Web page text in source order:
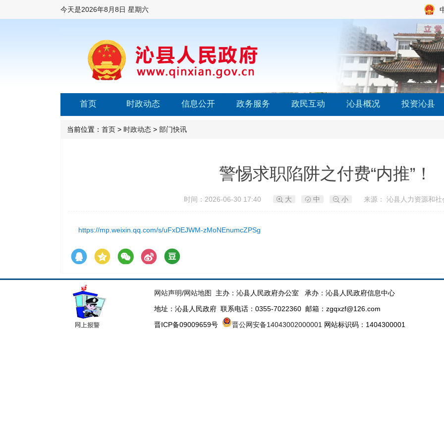
今天是2026年8月8日 星期六
首页 时政动态 信息公开 政务服务 政民互动 沁县概况 投资沁县
当前位置： 首页 > 时政动态 > 部门快讯
警惕求职陷阱之付费“内推”！
时间：2026-06-30 17:40 大 中 小 来源： 沁县人力资源和社
https://mp.weixin.qq.com/s/uFxDEJWM-zMoNEnumcZPSg
网站声明/网站地图
主办：沁县人民政府办公室 承办：沁县人民政府信息中心
地址：沁县人民政府 联系电话：0355-7022360 邮箱：zgqxzf@126.com
晋ICP备09009659号
晋公网安备14043002000001 网站标识码：1404300001